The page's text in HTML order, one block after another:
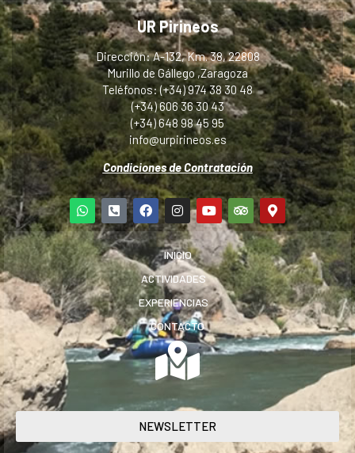
UR Pirineos
Dirección: A-132, Km. 38, 22808
Murillo de Gállego ,Zaragoza
Teléfonos: (+34) 974 38 30 48
(+34) 606 36 30 43
(+34) 648 98 45 95
info@urpirineos.es
Condiciones de Contratación
INICIO
ACTIVIDADES
EXPERIENCIAS
CONTACTO
NEWSLETTER